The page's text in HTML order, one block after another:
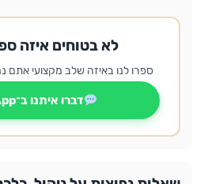
לא בטוחים איזה
ספרו לנו באיזה שלב מקצועי אתם
דברו איתנו ב־WhatsApp